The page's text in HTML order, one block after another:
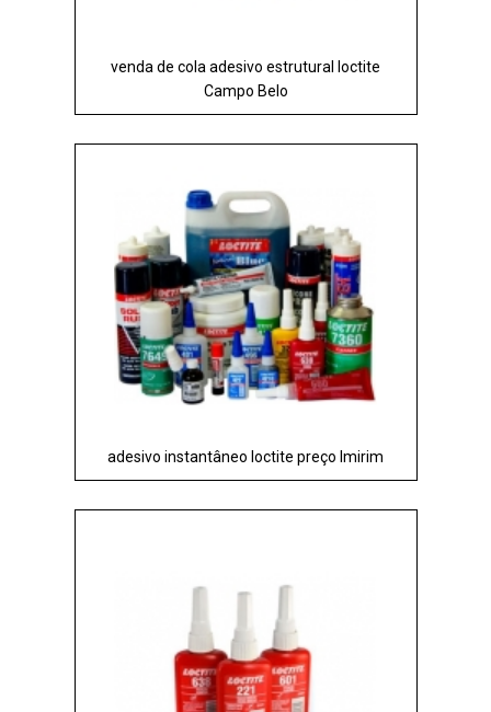
venda de cola adesivo estrutural loctite
Campo Belo
adesivo instantâneo loctite preço Imirim